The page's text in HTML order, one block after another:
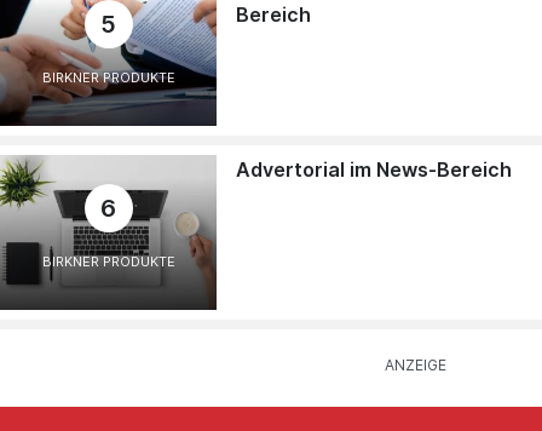
5
BIRKNER PRODUKTE
Bereich
6
BIRKNER PRODUKTE
Advertorial im News-Bereich